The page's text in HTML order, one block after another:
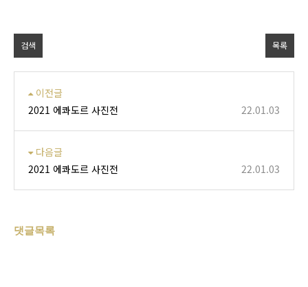
검색 목록
이전글
2021 에콰도르 사진전
22.01.03
다음글
2021 에콰도르 사진전
22.01.03
댓글목록